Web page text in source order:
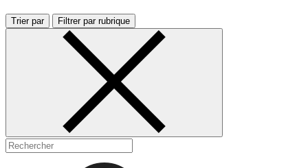
Trier par Filtrer par rubrique